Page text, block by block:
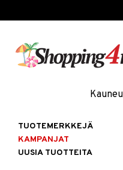
TUOTEMERKKEJÄ
KAMPANJAT
UUSIA TUOTTEITA